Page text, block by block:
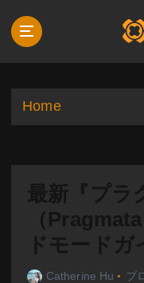
p
Home
最新『プラ
（
ドモードガ
Catherine Hu ブ